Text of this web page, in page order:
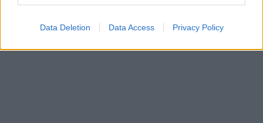
Data Deletion Data Access Privacy Policy